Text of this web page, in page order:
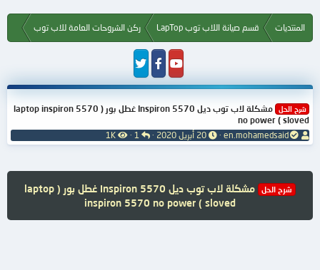
المنتديات قسم صيانة اللاب توب LapTop ركن الشروحات العامة للاب توب
شرح الحل
مشكلة لاب توب ديل Inspiron 5570 غطل بور ( laptop inspiron 5570
no power ( sloved
ب
ا
ئ
en.mohamedsaid
ت
ا
ي
ل
20 أبريل 2020
ل
د
د
1
ا
ل
ش
ه
د
1K
شرح الحل
مشكلة لاب توب ديل Inspiron 5570 غطل بور ( laptop
inspiron 5570 no power ( sloved